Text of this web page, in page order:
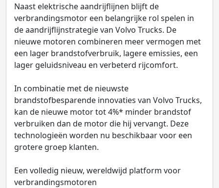
Naast elektrische aandrijflijnen blijft de
verbrandingsmotor een belangrijke rol spelen in
de aandrijflijnstrategie van Volvo Trucks. De
nieuwe motoren combineren meer vermogen met
een lager brandstofverbruik, lagere emissies, een
lager geluidsniveau en verbeterd rijcomfort.
In combinatie met de nieuwste
brandstofbesparende innovaties van Volvo Trucks,
kan de nieuwe motor tot 4%* minder brandstof
verbruiken dan de motor die hij vervangt. Deze
technologieën worden nu beschikbaar voor een
grotere groep klanten.
Een volledig nieuw, wereldwijd platform voor
verbrandingsmotoren